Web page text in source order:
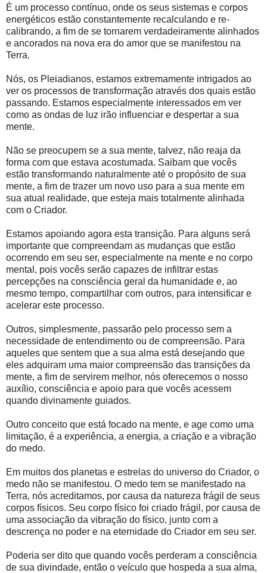
É um processo contínuo, onde os seus sistemas e corpos
energéticos estão constantemente recalculando e re-
calibrando, a fim de se tornarem verdadeiramente alinhados
e ancorados na nova era do amor que se manifestou na
Terra.
Nós, os Pleiadianos, estamos extremamente intrigados ao
ver os processos de transformação através dos quais estão
passando. Estamos especialmente interessados em ver
como as ondas de luz irão influenciar e despertar a sua
mente.
Não se preocupem se a sua mente, talvez, não reaja da
forma com que estava acostumada. Saibam que vocês
estão transformando naturalmente até o propósito de sua
mente, a fim de trazer um novo uso para a sua mente em
sua atual realidade, que esteja mais totalmente alinhada
com o Criador.
Estamos apoiando agora esta transição. Para alguns será
importante que compreendam as mudanças que estão
ocorrendo em seu ser, especialmente na mente e no corpo
mental, pois vocês serão capazes de infiltrar estas
percepções na consciência geral da humanidade e, ao
mesmo tempo, compartilhar com outros, para intensificar e
acelerar este processo.
Outros, simplesmente, passarão pelo processo sem a
necessidade de entendimento ou de compreensão. Para
aqueles que sentem que a sua alma está desejando que
eles adquiram uma maior compreensão das transições da
mente, a fim de servirem melhor, nós oferecemos o nosso
auxílio, consciência e apoio para que vocês acessem
quando divinamente guiados.
Outro conceito que está focado na mente, e age como uma
limitação, é a experiência, a energia, a criação e a vibração
do medo.
Em muitos dos planetas e estrelas do universo do Criador, o
medo não se manifestou. O medo tem se manifestado na
Terra, nós acreditamos, por causa da natureza frágil de seus
corpos físicos. Seu corpo físico foi criado frágil, por causa de
uma associação da vibração do físico, junto com a
descrença no poder e na eternidade do Criador em seu ser.
Poderia ser dito que quando vocês perderam a consciência
de sua divindade, então o veículo que hospeda a sua alma,